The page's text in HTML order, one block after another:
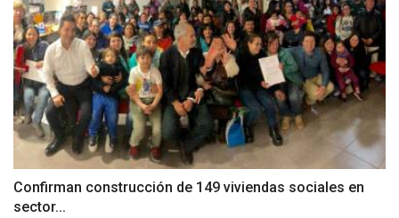
Confirman construcción de 149 viviendas sociales en
sector...